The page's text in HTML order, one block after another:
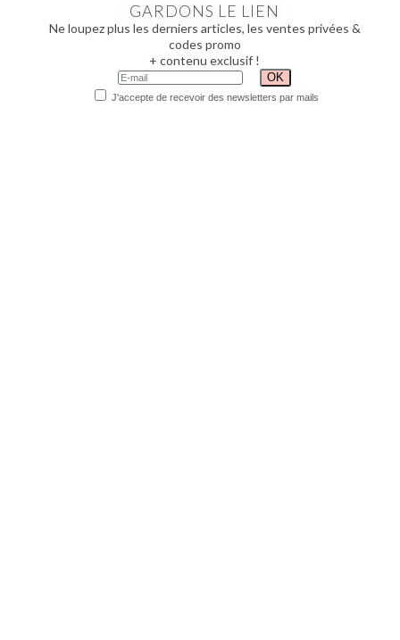
GARDONS LE LIEN
Ne loupez plus les derniers articles, les ventes privées &
codes promo
+ contenu exclusif !
J'accepte de recevoir des newsletters par mails